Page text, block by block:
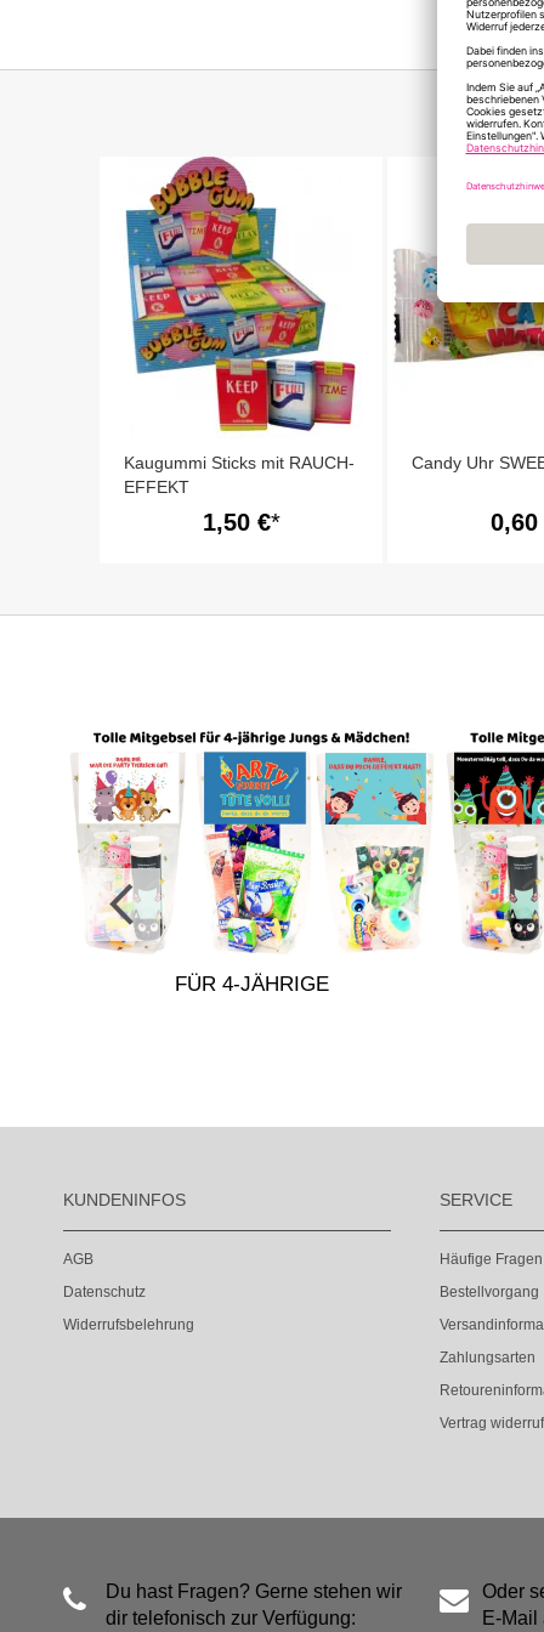
Kaugummi Sticks mit RAUCH-
EFFEKT
1,50 €
Candy Uhr
0,60
FÜR 4-JÄHRIGE
KUNDENINFOS
AGB
Datenschutz
Widerrufsbelehrung
SERVICE
Häufige Fragen
Bestellvorgang
Zahlungsarten
Vertrag
Du hast Fragen? Gerne stehen wir
dir telefonisch zur Verfügung:
Oder
E-Mail